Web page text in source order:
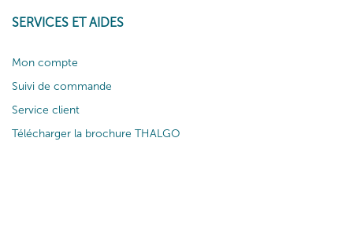
SERVICES ET AIDES
Mon compte
Suivi de commande
Service client
Télécharger la brochure THALGO